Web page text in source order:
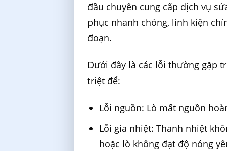
đầu chuyên cung cấp dịch vụ
phục nhanh chóng, linh kiện
đoạn.
Dưới đây là các lỗi thường gặp
triệt để:
Lỗi nguồn: Lò mất nguồn
Lỗi gia nhiệt: Thanh nhiệt
hoặc lò không đạt độ nóng